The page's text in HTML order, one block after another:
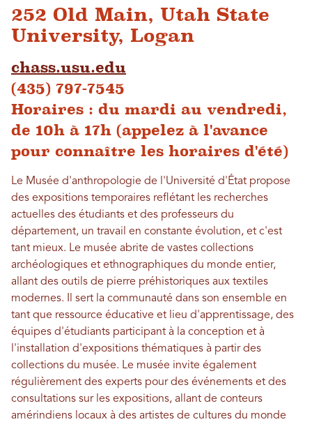
252 Old Main, Utah State
University, Logan
chass.usu.edu
(435) 797-7545
Horaires : du mardi au vendredi,
de 10h à 17h (appelez à l'avance
pour connaître les horaires d'été)
Le Musée d'anthropologie de l'Université d'État propose
des expositions temporaires reflétant les recherches
actuelles des étudiants et des professeurs du
département, un travail en constante évolution, et c'est
tant mieux. Le musée abrite de vastes collections
archéologiques et ethnographiques du monde entier,
allant des outils de pierre préhistoriques aux textiles
modernes. Il sert la communauté dans son ensemble en
tant que ressource éducative et lieu d'apprentissage, des
équipes d'étudiants participant à la conception et à
l'installation d'expositions thématiques à partir des
collections du musée. Le musée invite également
régulièrement des experts pour des événements et des
consultations sur les expositions, allant de conteurs
amérindiens locaux à des artistes de cultures du monde